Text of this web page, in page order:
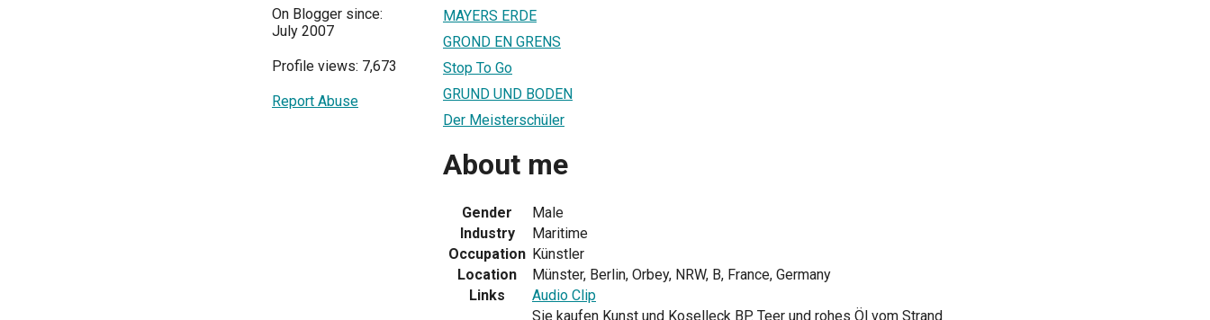
On Blogger since:
July 2007
Profile views: 7,673
Report Abuse
MAYERS ERDE
GROND EN GRENS
Stop To Go
GRUND UND BODEN
Der Meisterschüler
About me
Gender
Male
Industry
Maritime
Occupation Künstler
Location
Münster, Berlin, Orbey, NRW, B, France, Germany
Links
Audio Clip
Sie kaufen Kunst und Koselleck BP. Teer und rohes Öl vom Strand